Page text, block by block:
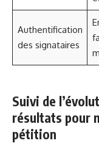
Authentification
des signataires
Suivi de
résultats pour
pétition